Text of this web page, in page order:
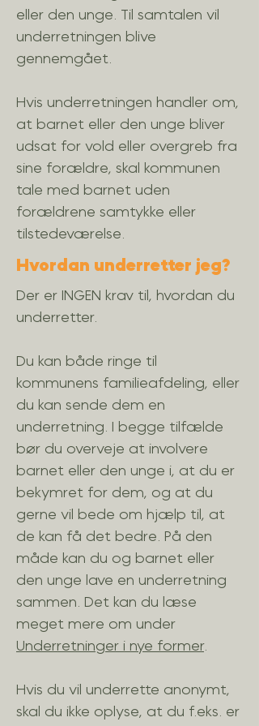
eller den unge. Til samtalen vil
underretningen blive
gennemgået.
Hvis underretningen handler om,
at barnet eller den unge bliver
udsat for vold eller overgreb fra
sine forældre, skal kommunen
tale med barnet uden
forældrene samtykke eller
tilstedeværelse.
Hvordan underretter jeg?
Der er INGEN krav til, hvordan du
underretter.
Du kan både ringe til
kommunens familieafdeling, eller
du kan sende dem en
underretning.
I begge tilfælde
bør du overveje at involvere
barnet eller den unge i, at du er
bekymret for dem, og at du
gerne vil bede om hjælp til, at
de kan få det bedre. På den
måde kan du og barnet eller
den unge lave en underretning
sammen. Det kan du læse
meget mere om under
Underretninger i nye former.
Hvis du vil underrette anonymt,
skal du ikke oplyse, at du f.eks. er